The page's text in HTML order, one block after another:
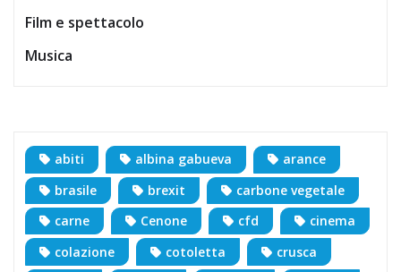
Film e spettacolo
Musica
abiti albina gabueva
arance
brasile
brexit
carbone vegetale
carne
Cenone cfd
cinema
colazione
cotoletta
crusca